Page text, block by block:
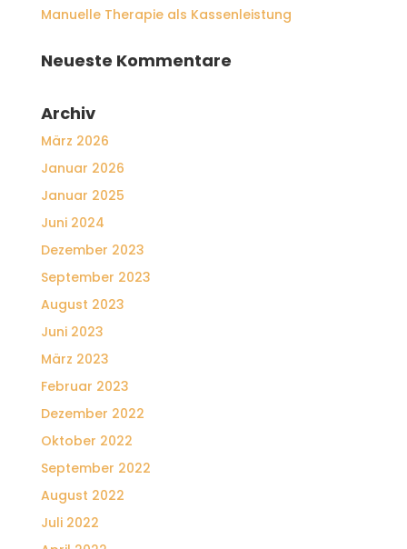
Manuelle Therapie als Kassenleistung
Neueste Kommentare
Archiv
März 2026
Januar 2026
Januar 2025
Juni 2024
Dezember 2023
September 2023
August 2023
Juni 2023
März 2023
Februar 2023
Dezember 2022
Oktober 2022
September 2022
August 2022
Juli 2022